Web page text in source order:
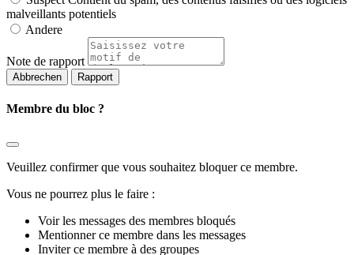
malveillants potentiels
Andere
Note de rapport
Rapport
Membre du bloc ?
Veuillez confirmer que vous souhaitez bloquer ce membre.
Vous ne pourrez plus le faire :
Voir les messages des membres bloqués
Mentionner ce membre dans les messages
Inviter ce membre à des groupes